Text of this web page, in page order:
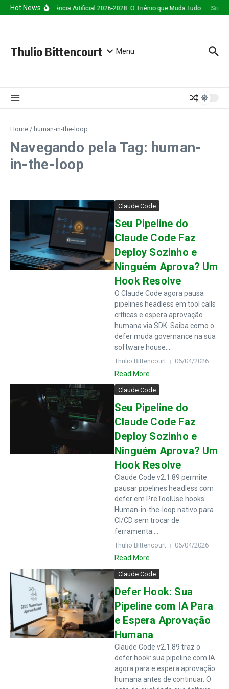
Ir para o conteúdo
Hot NewsInteligência Artificial 2026-2028: O Triênio que Muda Tudo
Thulio Bittencourt Menu
Home / human-in-the-loop
Navegando pela Tag: human-
in-the-loop
Claude Code
Seu Pipeline do
Claude Code Faz
Deploy Sozinho e
Ninguém Aprova? Um
Hook Resolve
O Claude Code agora pausa
pipelines headless em tool calls
críticas e espera aprovação
humana via SDK. Saiba como o
defer muda governance na sua
software house....
Thulio Bittencourt 06/04/2026
Read More
Claude Code
Seu Pipeline do
Claude Code Faz
Deploy Sozinho e
Ninguém Aprova? Um
Hook Resolve
Claude Code v2.1.89 permite
pausar pipelines headless com
defer em PreToolUse hooks.
Human-in-the-loop nativo para
CI/CD sem trocar de
ferramenta....
Thulio Bittencourt 06/04/2026
Read More
Claude Code
Defer Hook: Sua
Pipeline com IA Para
e Espera Aprovação
Humana
Claude Code v2.1.89 traz o
defer hook: sua pipeline com IA
agora para e espera aprovação
humana antes de continuar. O